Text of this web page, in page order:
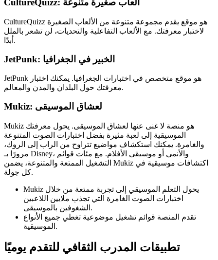
CultureQuizz: ألعاب صغيرة متنوعة
CultureQuizz هو موقع يقدم مجموعة متنوعة من الألعاب الصغيرة
لاختبار معرفتك. مع الألعاب التفاعلية والتحديات، لن تشعر بالملل
أبدًا.
JetPunk: الخبير في الجغرافيا
JetPunk هو موقع متخصص في اختبارات الجغرافيا. يمكنك اختبار
معرفتك حول البلدان والمدن والمعالم.
Mukiz: لعشاق الموسيقى
Mukiz هو منصة لا غنى عنها لعشاق الموسيقى. يحول معرفتك
الموسيقية إلى لعبة مثيرة بفضل اختبارات الصوت المتنوعة
والغامرة. يمكنك استكشاف مواضيع تتراوح من الراب إلى الروك،
مرورًا بـ Disney، والأنمي أو موسيقى الأفلام. مع مئات قوائم
التشغيل الممتعة والمتنوعة، يضمن Mukiz اكتشافات موسيقية في
كل جولة.
Mukiz يحول التعلم الموسيقي إلى تجربة ممتعة من خلال
اختبارات الصوت الغامرة التي تجذب ملايين اللاعبين
الشغوفين بالموسيقى.
تقدم المنصة قوائم تشغيل موضوعية تغطي جميع الأنواع
الموسيقية.
تطبيقات المدرب الثقافي للتقدم يوميًا